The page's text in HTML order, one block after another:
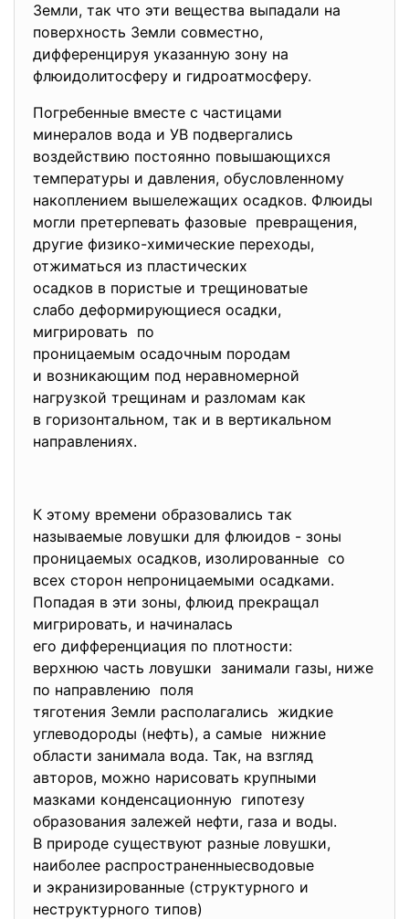
Земли, так что эти вещества выпадали на
поверхность Земли совместно,
дифференцируя указанную зону на
флюидолитосферу и гидроатмосферу.
Погребенные вместе с частицами
минералов вода и УВ подвергались
воздействию постоянно повышающихся
температуры и давления, обусловленному
накоплением вышележащих осадков. Флюиды
могли претерпевать фазовые превращения,
другие физико-химические переходы,
отжиматься из пластических
осадков в пористые и трещиноватые
слабо деформирующиеся осадки,
мигрировать по
проницаемым осадочным породам
и возникающим под неравномерной
нагрузкой трещинам и разломам как
в горизонтальном, так и в вертикальном
направлениях.
К этому времени образовались так
называемые ловушки для флюидов - зоны
проницаемых осадков, изолированные со
всех сторон непроницаемыми осадками.
Попадая в эти зоны, флюид прекращал
мигрировать, и начиналась
его дифференциация по плотности:
верхнюю часть ловушки занимали газы, ниже
по направлению поля
тяготения Земли располагались жидкие
углеводороды (нефть), а самые нижние
области занимала вода. Так, на взгляд
авторов, можно нарисовать крупными
мазками конденсационную гипотезу
образования залежей нефти, газа и воды.
В природе существуют разные ловушки,
наиболее распространенныесводовые
и экранизированные (структурного и
неструктурного типов)